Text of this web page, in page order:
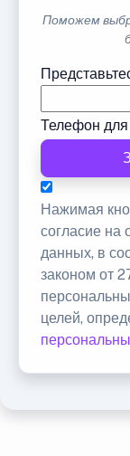
Поможем
Телефон для
Нажимая
согласие на
данных, в
законом от
целей,